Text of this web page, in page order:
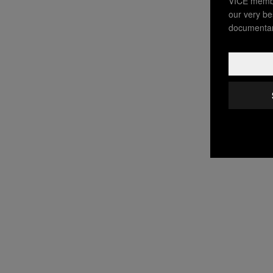
our very